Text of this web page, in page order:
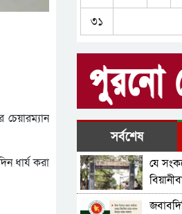
ধার্য করা
দুই
বিশেষ
সাক্ষাৎ
দুই
দাবিতে
তিন
৩১
সর্বশেষ
যে